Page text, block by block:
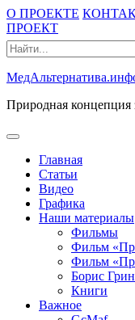
Промотать
к
содержимому
О ПРОЕКТЕ
ПРОЕКТ
Природная концепция
открыть
Главная
Статьи
Видео
Графика
Наши материалы
Фильмы
Фильм
Фильм
Борис
Книги
Важное